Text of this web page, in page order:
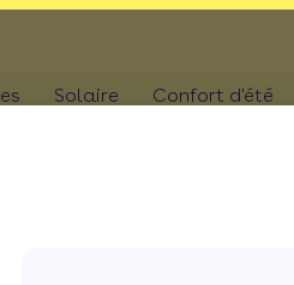
Solaire Confort d'été